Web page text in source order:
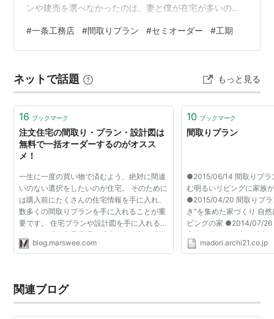
ンや建売を選べなかったのは、妻と僕が在宅が多いので
のがあった。金のかかる家族構成だと思う。 そんなこん
なで一条さんの宿泊体験のお家を見ていた。一条さんか
た。 困ったことがあった。 一条さんのプランにはわけが
ある。一条さんは本契約にならないと設計士がつかな
い。そのため、営業さんが出すプランはセミオーダ…
#一条工務店 #間取りプラン #セミオーダー #工期
ネットで話題 もっと見る
16 ブックマーク
注文住宅の間取り・プラン・設計図は
無料で一括オーダーするのがオスス
メ！
一生に一度の買い物で済むよう、絶対に間違
いのない選択をしたいのが住宅。 そのために
は購入前にたくさんの住宅情報を手に入れ、
数多くの間取りプランを手に入れることが重
要です。 住宅プランや設計図を手に入れるた
めには、「住宅展示場」「建築事務所」「工
務店」など、自ら足を運ばなくてはなりませ
blog.marswee.com
10 ブックマーク
間取りプラン
●2015/06/14 間取りプラ
む明るいリビングに家族
●2015/04/20 間取りプラ
き”を集めた家づくり 自
ビングの家 ●2014/07/26
家中に光が差し込む採光
●2014/05/26 間取りプラ
madori.archi21.co.jp
関連ブログ